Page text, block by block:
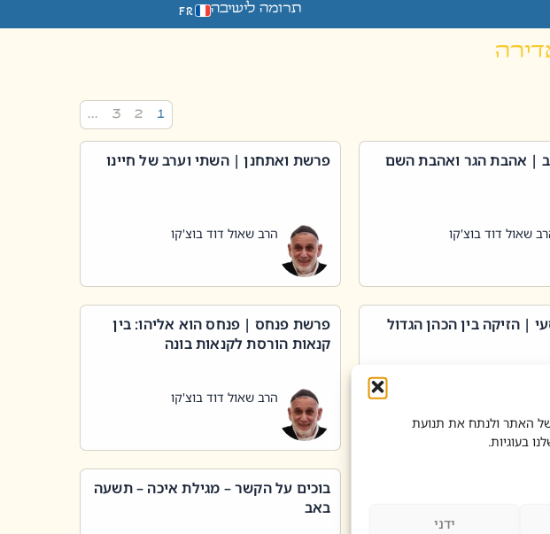
האתר ולנתח את תנועת
בעוגיות.
ידני
תרומה לישיבה FR
1
2
3
…
| אהבת הגר ואהבת השם
שאול דוד בוצ'קו
פרשת ואתחנן | השתי וערב של חיינו
הרב שאול דוד בוצ'קו
| הזיקה בין הכהן הגדול
פרשת פנחס | פנחס הוא אליהו: בין
קנאות הורסת לקנאות בונה
הרב שאול דוד בוצ'קו
בוכים על הקשר – מגילת איכה – תשעה
באב